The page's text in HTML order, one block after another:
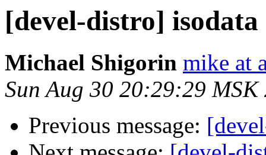
[devel-distro] isodata
Michael Shigorin mike at
Sun Aug 30 20:29:29 MSK
Previous message: